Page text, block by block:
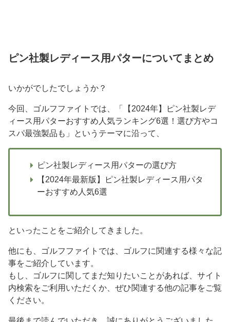
ピン社製レディース用パターについてまとめ
いかがでしたでしょうか？
今回、ゴルフファイトでは、「【2024年】ピン社製レデ
ィース用パターおすすめ人気ランキング6選！選び方やコ
スパ最強製品も」というテーマに沿って、
ピン社製レディース用パターの選び方
【2024年最新版】ピン社製レディース用パタ
ーおすすめ人気6選
といったことをご紹介してきました。
他にも、ゴルフファイトでは、ゴルフに関連する様々な記
事をご紹介しています。
もし、ゴルフに関してまだ知りたいことがあれば、サイト
内検索をご利用いただくか、ぜひ関連する他の記事をご覧
ください。